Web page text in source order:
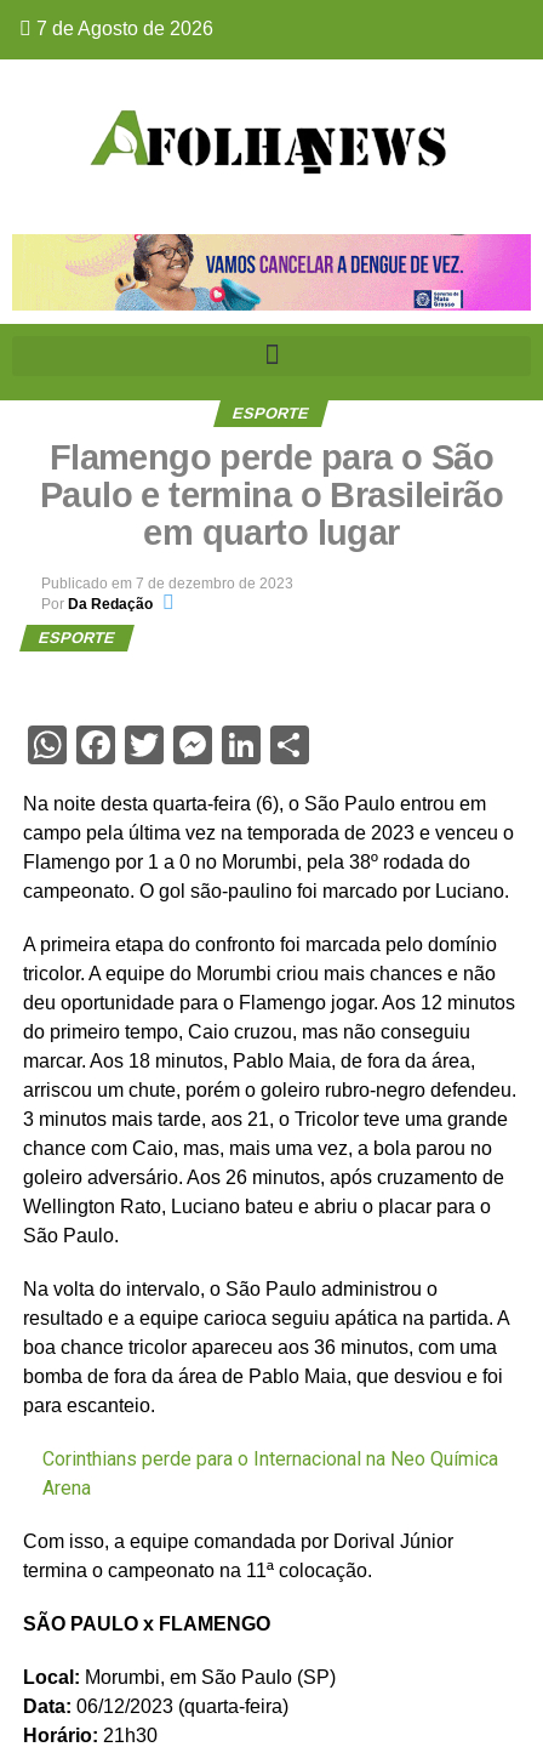
7 de Agosto de 2026
ESPORTE
Flamengo perde para o São
Paulo e termina o Brasileirão
em quarto lugar
Publicado em 7 de dezembro de 2023
Por Da Redação
ESPORTE
WhatsApp
Facebook
Twitter
Messenger
LinkedIn
Share
Na noite desta quarta-feira (6), o São Paulo entrou em
campo pela última vez na temporada de 2023 e venceu o
Flamengo por 1 a 0 no Morumbi, pela 38º rodada do
campeonato. O gol são-paulino foi marcado por Luciano.
A primeira etapa do confronto foi marcada pelo domínio
tricolor. A equipe do Morumbi criou mais chances e não
deu oportunidade para o Flamengo jogar. Aos 12 minutos
do primeiro tempo, Caio cruzou, mas não conseguiu
marcar. Aos 18 minutos, Pablo Maia, de fora da área,
arriscou um chute, porém o goleiro rubro-negro defendeu.
3 minutos mais tarde, aos 21, o Tricolor teve uma grande
chance com Caio, mas, mais uma vez, a bola parou no
goleiro adversário. Aos 26 minutos, após cruzamento de
Wellington Rato, Luciano bateu e abriu o placar para o
São Paulo.
Na volta do intervalo, o São Paulo administrou o
resultado e a equipe carioca seguiu apática na partida. A
boa chance tricolor apareceu aos 36 minutos, com uma
bomba de fora da área de Pablo Maia, que desviou e foi
para escanteio.
Corinthians perde para o Internacional na Neo Química
Arena
Com isso, a equipe comandada por Dorival Júnior
termina o campeonato na 11ª colocação.
SÃO PAULO x FLAMENGO
Local: Morumbi, em São Paulo (SP)
Data: 06/12/2023 (quarta-feira)
Horário: 21h30